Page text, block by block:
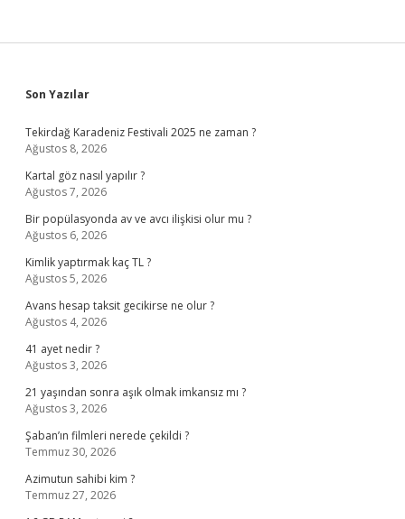
Sidebar
Son Yazılar
Tekirdağ Karadeniz Festivali 2025 ne zaman ?
Ağustos 8, 2026
Kartal göz nasıl yapılır ?
Ağustos 7, 2026
Bir popülasyonda av ve avcı ilişkisi olur mu ?
Ağustos 6, 2026
Kimlik yaptırmak kaç TL ?
Ağustos 5, 2026
Avans hesap taksit gecikirse ne olur ?
Ağustos 4, 2026
41 ayet nedir ?
Ağustos 3, 2026
21 yaşından sonra aşık olmak imkansız mı ?
Ağustos 3, 2026
Şaban’ın filmleri nerede çekildi ?
Temmuz 30, 2026
Azimutun sahibi kim ?
Temmuz 27, 2026